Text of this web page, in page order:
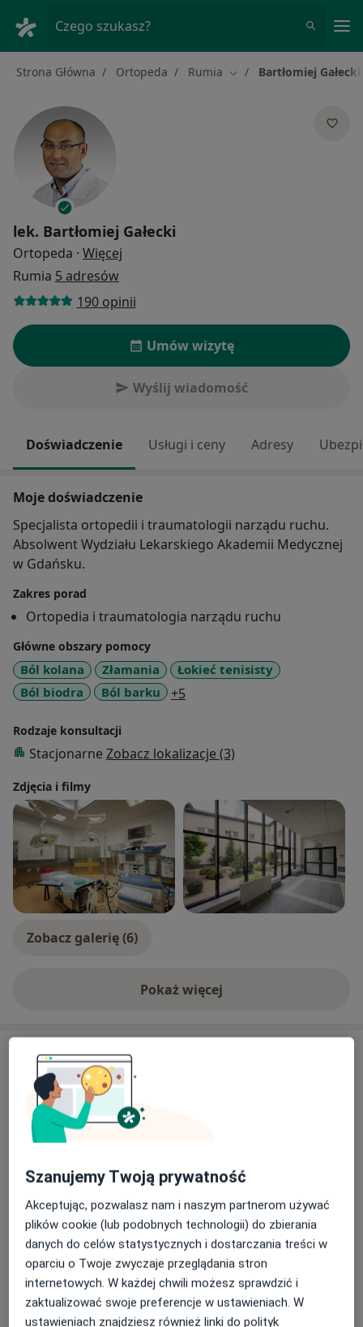
Czego szukasz?
Strona Główna Ortopeda Rumia Zmień miasto
Bartłomiej Gałecki
lek. Bartłomiej Gałecki
Ortopeda · Więcej
Rumia 5 adresów
190 opinii
Umów wizytę
Wyślij wiadomość
Doświadczenie Usługi i ceny Adresy
Moje doświadczenie
Specjalista ortopedii i traumatologii narządu ruchu.
Absolwent Wydziału Lekarskiego Akademii Medycznej
w Gdańsku.
Zakres porad
Ortopedia i traumatologia narządu ruchu
Główne obszary pomocy
Ból kolana Złamania
Łokieć tenisisty
Ból biodra
Ból barku +5
Rodzaje konsultacji
Stacjonarne Zobacz lokalizacje (3)
Zdjęcia i filmy
Zobacz galerię (6)
Pokaż więcejo doświadczeniu
Usługi i ceny
Konsultacja ortopedyczna
Od 250 zł Szczegóły
ramienny, kręgosłup)
Szczegóły
Terapia Angel System
Szczegóły Umów wizytę
Terapia Orthokine
Szanujemy Twoją prywatność
Akceptując, pozwalasz nam i naszym partnerom używać
plików cookie (lub podobnych technologii) do zbierania
danych do celów statystycznych i dostarczania treści w
oparciu o Twoje zwyczaje przeglądania stron
internetowych. W każdej chwili możesz sprawdzić i
zaktualizować swoje preferencje w ustawieniach. W
ustawieniach znajdziesz również linki do polityk